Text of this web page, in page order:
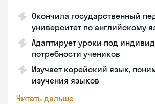
Окончила государственный
университет по английскому
Адаптирует уроки под
потребности учеников
Изучает корейский язык,
изучения языков
Читать дальше